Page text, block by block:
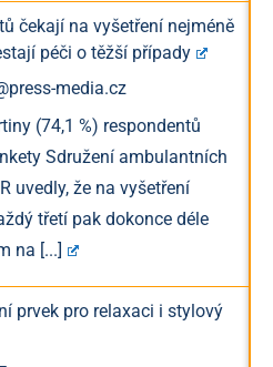
čekají na vyšetření nejméně
péči o těžší případy
media.cz
(74,1 %) respondentů
Sdružení ambulantních
uvedly, že na vyšetření
třetí pak dokonce déle
na [...]
prvek pro relaxaci i stylový